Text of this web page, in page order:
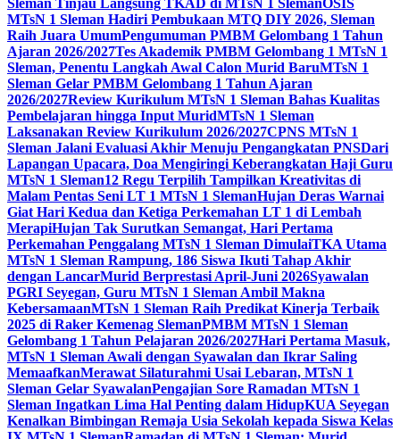
Sleman Tinjau Langsung TKAD di MTsN 1 SlemanOSIS
MTsN 1 Sleman Hadiri Pembukaan MTQ DIY 2026, Sleman
Raih Juara UmumPengumuman PMBM Gelombang 1 Tahun
Ajaran 2026/2027Tes Akademik PMBM Gelombang 1 MTsN 1
Sleman, Penentu Langkah Awal Calon Murid BaruMTsN 1
Sleman Gelar PMBM Gelombang 1 Tahun Ajaran
2026/2027Review Kurikulum MTsN 1 Sleman Bahas Kualitas
Pembelajaran hingga Input MuridMTsN 1 Sleman
Laksanakan Review Kurikulum 2026/2027CPNS MTsN 1
Sleman Jalani Evaluasi Akhir Menuju Pengangkatan PNSDari
Lapangan Upacara, Doa Mengiringi Keberangkatan Haji Guru
MTsN 1 Sleman12 Regu Terpilih Tampilkan Kreativitas di
Malam Pentas Seni LT 1 MTsN 1 SlemanHujan Deras Warnai
Giat Hari Kedua dan Ketiga Perkemahan LT 1 di Lembah
MerapiHujan Tak Surutkan Semangat, Hari Pertama
Perkemahan Penggalang MTsN 1 Sleman DimulaiTKA Utama
MTsN 1 Sleman Rampung, 186 Siswa Ikuti Tahap Akhir
dengan LancarMurid Berprestasi April-Juni 2026Syawalan
PGRI Seyegan, Guru MTsN 1 Sleman Ambil Makna
KebersamaanMTsN 1 Sleman Raih Predikat Kinerja Terbaik
2025 di Raker Kemenag SlemanPMBM MTsN 1 Sleman
Gelombang 1 Tahun Pelajaran 2026/2027Hari Pertama Masuk,
MTsN 1 Sleman Awali dengan Syawalan dan Ikrar Saling
MemaafkanMerawat Silaturahmi Usai Lebaran, MTsN 1
Sleman Gelar SyawalanPengajian Sore Ramadan MTsN 1
Sleman Ingatkan Lima Hal Penting dalam HidupKUA Seyegan
Kenalkan Bimbingan Remaja Usia Sekolah kepada Siswa Kelas